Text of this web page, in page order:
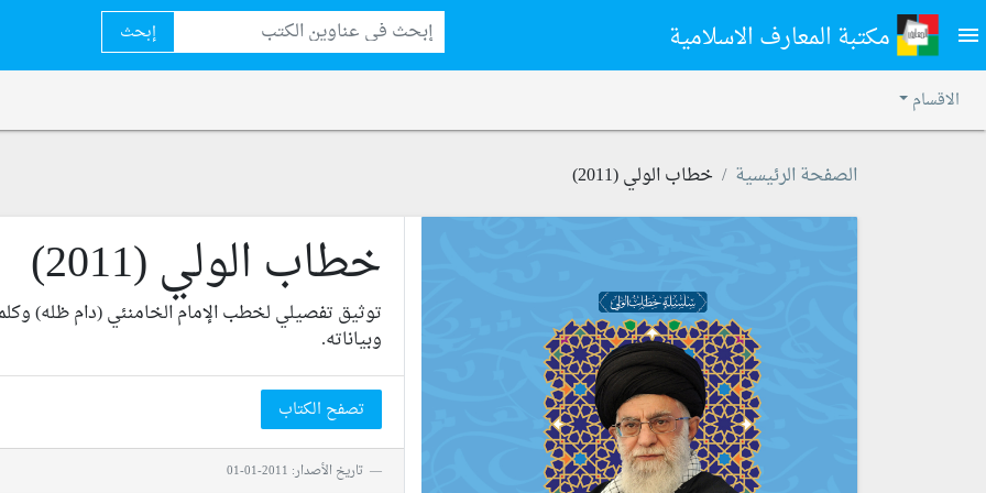
menu مكتبة المعارف الاسلامية إبحث
الاقسام
الصفحة الرئيسية خطاب الولي (2011)
خطاب الولي (2011)
توثيق تفصيلي لخطب الإمام الخامنئي (دام ظله)
وبياناته.
تصفح الكتاب
تاريخ الأصدار: 2011-01-01